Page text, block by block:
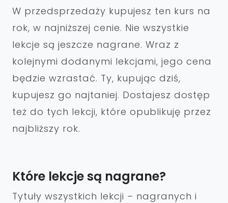
W przedsprzedaży kupujesz ten kurs na
rok, w najniższej cenie. Nie wszystkie
lekcje są jeszcze nagrane. Wraz z
kolejnymi dodanymi lekcjami, jego cena
będzie wzrastać. Ty, kupując dziś,
kupujesz go najtaniej. Dostajesz dostęp
też do tych lekcji, które opublikuję przez
najbliższy rok.
Które lekcje są nagrane?
Tytuły wszystkich lekcji – nagranych i